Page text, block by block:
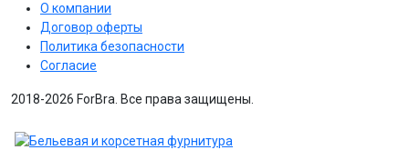
О компании
Договор оферты
Политика безопасности
Согласие
2018-2026 ForBra. Все права защищены.